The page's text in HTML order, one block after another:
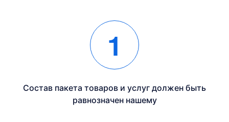
1
Состав пакета товаров и услуг должен быть
равнозначен нашему